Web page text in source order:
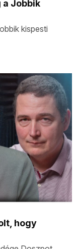
Jobbik
kispesti
hogy